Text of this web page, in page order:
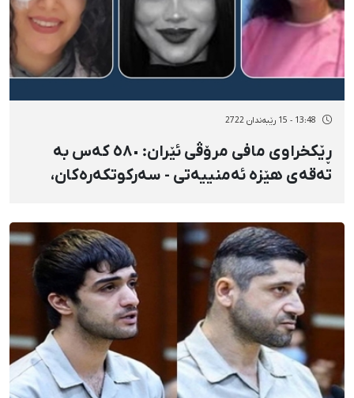
13:48 - 15 رێبەندان 2722
ڕێکخراوی مافی مرۆڤی ئێران: ٥٨٠ کەس بە
تەقەی هێزە ئەمنییەتی - سەرکوتکەرەکان،